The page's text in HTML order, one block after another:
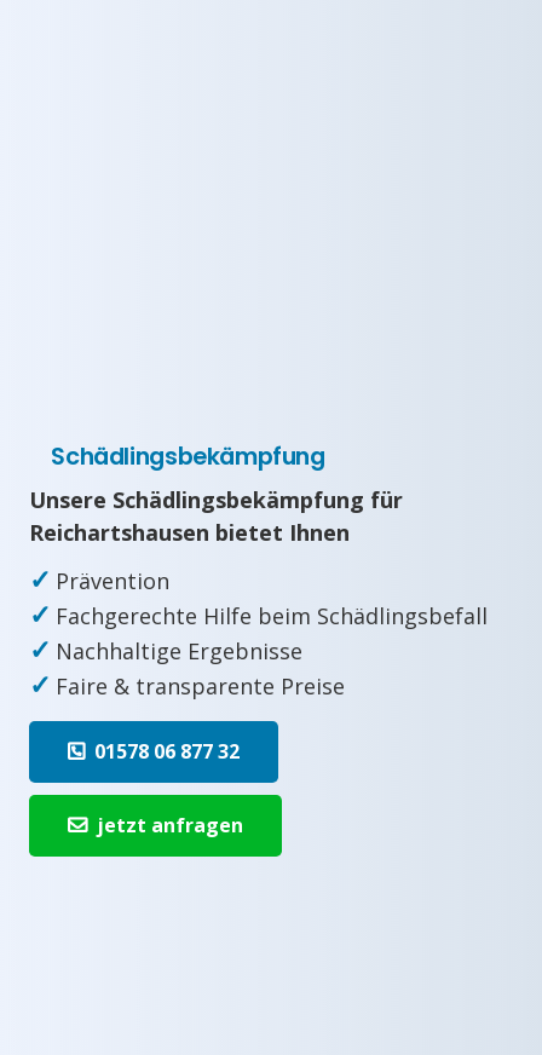
Schädlingsbekämpfung
Unsere Schädlingsbekämpfung für
Reichartshausen bietet Ihnen
✓ Prävention
✓ Fachgerechte Hilfe beim Schädlingsbefall
✓ Nachhaltige Ergebnisse
✓ Faire & transparente Preise
01578 06 877 32
jetzt anfragen